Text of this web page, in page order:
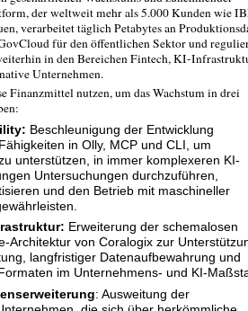
der weltweit mehr als 5.000 Kunden wie
verarbeitet täglich Petabytes an
für den öffentlichen Sektor und
in den Bereichen Fintech, KI-
Unternehmen.
Finanzmittel nutzen, um das Wachstum in drei
Beschleunigung der Entwicklung
in Olly, MCP und CLI, um
unterstützen, in immer komplexeren KI-
Untersuchungen durchzuführen,
und den Betrieb mit maschineller
Erweiterung der schemalosen
Architektur von Coralogix zur
langfristiger Datenaufbewahrung und
im Unternehmens- und KI-
: Ausweitung der